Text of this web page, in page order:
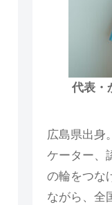
代表・
広島県出身
ケーター、
の輪をつな
ながら、全